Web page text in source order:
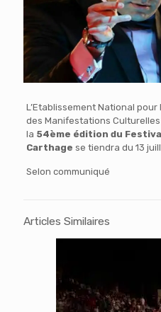
L’Etablissement National
des Manifestations
la 54ème édition du
Carthage se tiendra du 13
Selon communiqué
Articles Similaires